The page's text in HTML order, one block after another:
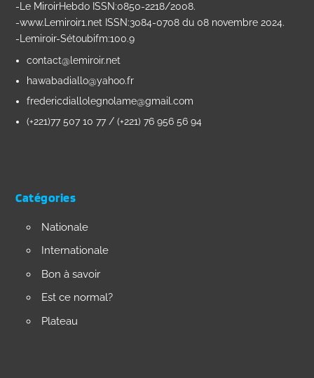
-Le MiroirHebdo ISSN:0850-2218/2008.
-www.Lemiroir1.net ISSN:3084-0708 du 08 novembre 2024.
-Lemiroir-Sétoubifm:100.9
contact@lemiroir.net
hawabadiallo@yahoo.fr
fredericdiallolegnolame@gmail.com
(+221)77 507 10 77 / (+221) 76 956 56 94
Catégories
Nationale
Internationale
Bon à savoir
Est ce normal?
Plateau